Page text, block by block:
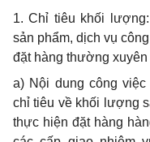
1. Chỉ tiêu khối
sản phẩm, dịch vụ
đặt hàng thường
a) Nội dung công
chỉ tiêu về khối lượng
thực hiện đặt hàng